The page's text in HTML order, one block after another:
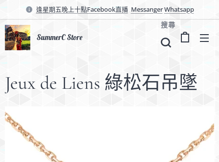
逢星期五晚上十點Facebook直播 MessangerWhatsapp
SummerC Store
搜尋
Jeux de Liens 綠松石吊墜